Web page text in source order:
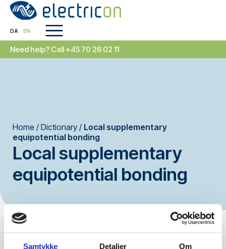
Samtykke Detaljer Om
DA EN
Need help? Call +45 70 26 02 11
Home / Dictionary / Local supplementary
equipotential bonding
Local supplementary
equipotential bonding
In certain areas, there is a particular risk —